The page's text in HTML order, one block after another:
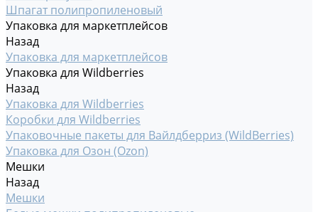
Шпагат полипропиленовый
Упаковка для маркетплейсов
Назад
Упаковка для маркетплейсов
Упаковка для Wildberries
Назад
Упаковка для Wildberries
Коробки для Wildberries
Упаковочные пакеты для Вайлдберриз (WildBerries)
Упаковка для Озон (Ozon)
Мешки
Назад
Мешки